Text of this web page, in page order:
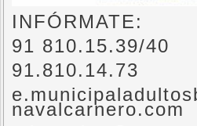
INFÓRMATE:
91 810.15.39/40
91.810.14.73
navalcarnero.com